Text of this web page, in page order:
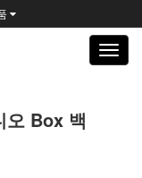
Toggle
오 Box 백